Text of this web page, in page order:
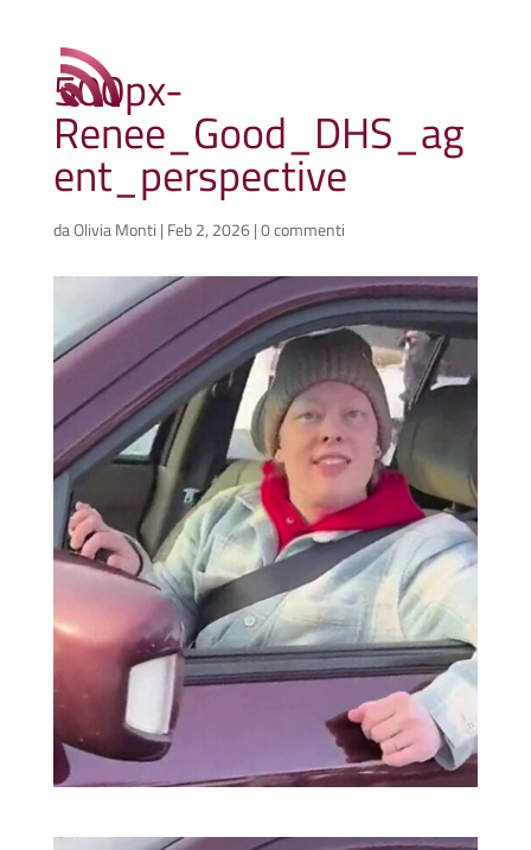
500px-
Renee_Good_DHS_ag
ent_perspective
daOlivia Monti | Feb 2, 2026|0 commenti